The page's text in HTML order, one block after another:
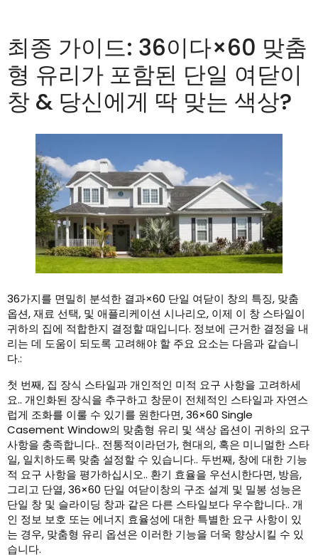
최종 가이드: 36이다×60 맞춤
형 유리가 포함된 단일 여닫이
창 & 당신에게 딱 맞는 색상?
36가지를 면밀히 분석한 결과×60 단일 여닫이 창의 특징, 맞춤
옵션, 재료 선택, 및 애플리케이션 시나리오, 이제 이 창 스타일이
귀하의 집에 적합한지 결정할 때입니다. 정보에 근거한 결정을 내
리는 데 도움이 되도록 고려해야 할 주요 요소는 다음과 같습니
다.:
첫 번째, 집 장식 스타일과 개인적인 미적 요구 사항을 고려하세
요.. 개인화된 장식을 추구하고 창문이 전체적인 스타일과 자연스
럽게 조화를 이룰 수 있기를 원한다면, 36×60 Single
Casement Window의 맞춤형 유리 및 색상 옵션이 귀하의 요구
사항을 충족합니다.. 전통적이라던가, 현대의, 혹은 미니멀한 스타
일, 일치하도록 맞춤 설정할 수 있습니다.. 두번째, 창에 대한 기능
적 요구 사항을 평가하십시오.. 환기 효율을 우선시한다면, 방음,
그리고 단열, 36×60 단일 여닫이창의 구조 설계 및 밀봉 성능은
단일 창 및 슬라이딩 창과 같은 다른 스타일보다 우수합니다.. 개
인 정보 보호 또는 에너지 효율성에 대한 특별한 요구 사항이 있
는 경우, 맞춤형 유리 옵션은 이러한 기능을 더욱 향상시킬 수 있
습니다.